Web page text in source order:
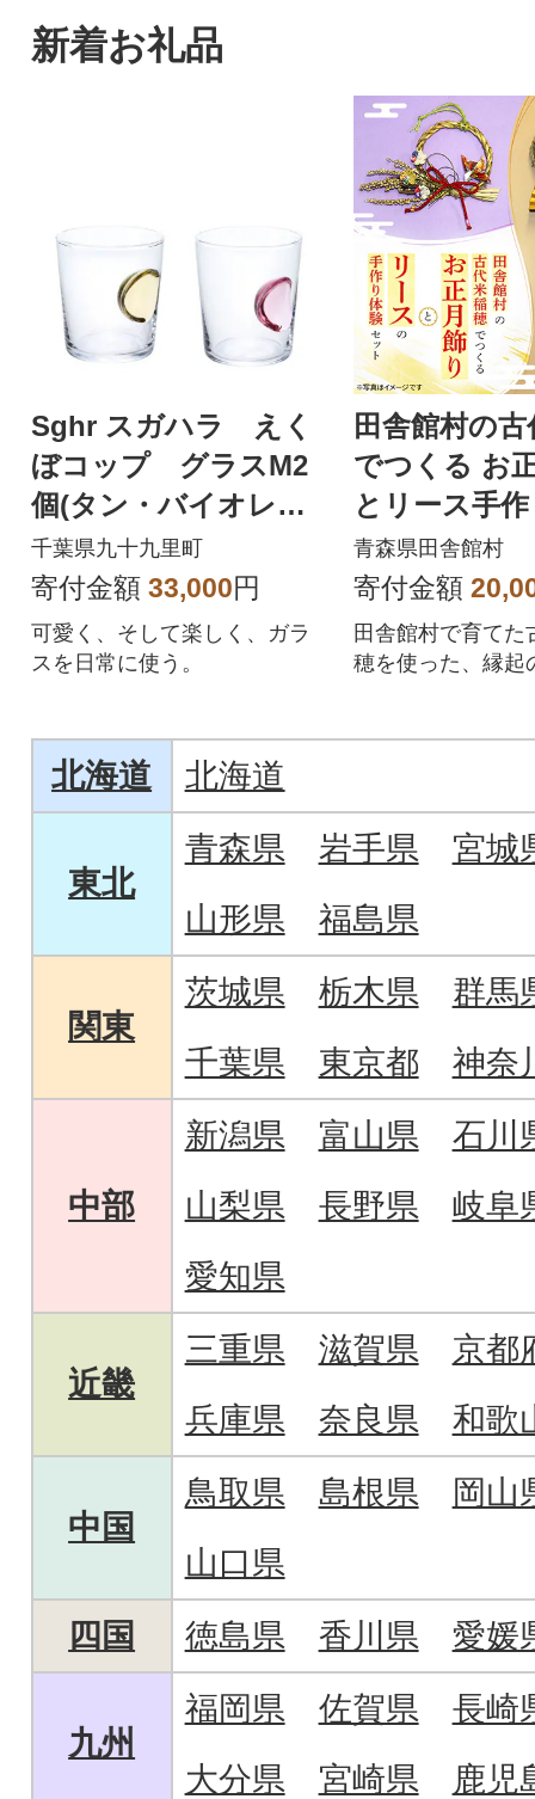
新着お礼品
Sghr スガハラ えく
ぼコップ グラスM2
個(タン・バイオレッ
ト)
千葉県九十九里町
寄付金額 33,000円
可愛く、そして楽しく、ガラ
スを日常に使う。
田舎館村の
でつくる お
とリース手
ット
青森県田舎館村
寄付金額
田舎館村で育てた
穂を使った、縁起
北海道 北海道
東北
青森県 岩手県
宮城
山形県
福島県
関東
茨城県 栃木県
群馬
千葉県
東京都 神奈
中部
新潟県 富山県
石川
山梨県
長野県
岐阜
愛知県
近畿
三重県 滋賀県
京都
兵庫県
奈良県 和歌
中国
鳥取県 島根県
岡山
山口県
四国
徳島県 香川県 愛媛
九州
福岡県 佐賀県
長崎
大分県
宮崎県
鹿児